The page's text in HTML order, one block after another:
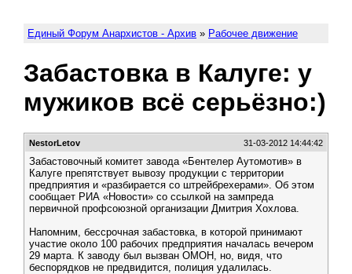
Единый Форум Анархистов - Архив » Рабочее движение
Забастовка в Калуге: у
мужиков всё серьёзно:)
NestorLetov 31-03-2012 14:44:42
Забастовочный комитет завода «Бентелер Аутомотив» в
Калуге препятствует вывозу продукции с территории
предприятия и «разбирается со штрейбрехерами». Об этом
сообщает РИА «Новости» со ссылкой на зампреда
первичной профсоюзной организации Дмитрия Хохлова.
Напомним, бессрочная забастовка, в которой принимают
участие около 100 рабочих предприятия началась вечером
29 марта. К заводу был вызван ОМОН, но, видя, что
беспорядков не предвидится, полиция удалилась.